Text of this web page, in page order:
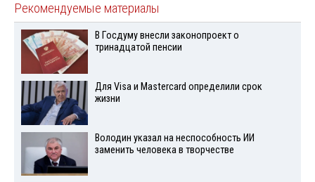
Рекомендуемые материалы
В Госдуму внесли законопроект о
тринадцатой пенсии
Для Visа и Mastercard определили срок
жизни
Володин указал на неспособность ИИ
заменить человека в творчестве